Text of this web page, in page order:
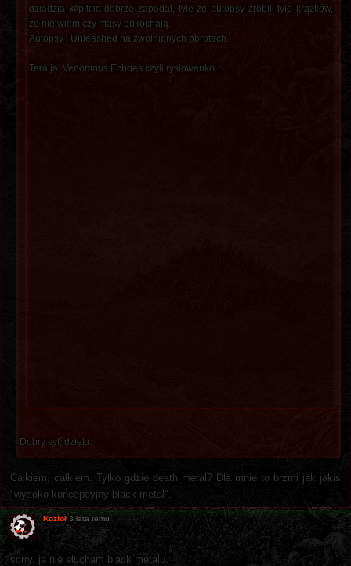
dziadzia @pitcio dobrze zapodał, tyle że autopsy zrobili tyle krążków,
że nie wiem czy masy pokochają.
Autopsy i Unleashed na zwolnionych obrotach.
Tera ja. Venomous Echoes czyli rysiowanko...
Dobry syf, dzięki.
Całkiem, całkiem. Tylko gdzie death metal? Dla mnie to brzmi jak jakiś
"wysoko koncepcyjny black metal".
Kozioł 3 lata temu
sorry, ja nie słucham black metalu.